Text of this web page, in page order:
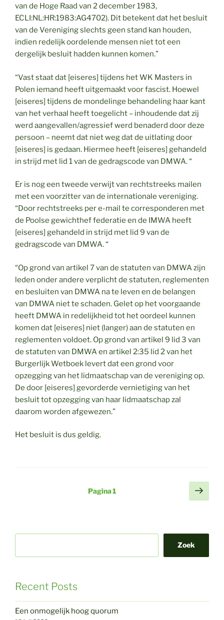
van de Hoge Raad van 2 december 1983,
ECLI:NL:HR:1983:AG4702). Dit betekent dat het besluit
van de Vereniging slechts geen stand kan houden,
indien redelijk oordelende mensen niet tot een
dergelijk besluit hadden kunnen komen.”
“Vast staat dat [eiseres] tijdens het WK Masters in
Polen iemand heeft uitgemaakt voor fascist. Hoewel
[eiseres] tijdens de mondelinge behandeling haar kant
van het verhaal heeft toegelicht – inhoudende dat zij
werd aangevallen/agressief werd benaderd door deze
persoon – neemt dat niet weg dat de uitlating door
[eiseres] is gedaan. Hiermee heeft [eiseres] gehandeld
in strijd met lid 1 van de gedragscode van DMWA. “
Er is nog een tweede verwijt van rechtstreeks mailen
met een voorzitter van de internationale vereniging.
“Door rechtstreeks per e-mail te corresponderen met
de Poolse gewichthef federatie en de IMWA heeft
[eiseres] gehandeld in strijd met lid 9 van de
gedragscode van DMWA. “
“Op grond van artikel 7 van de statuten van DMWA zijn
leden onder andere verplicht de statuten, reglementen
en besluiten van DMWA na te leven en de belangen
van DMWA niet te schaden. Gelet op het voorgaande
heeft DMWA in redelijkheid tot het oordeel kunnen
komen dat [eiseres] niet (langer) aan de statuten en
reglementen voldoet. Op grond van artikel 9 lid 3 van
de statuten van DMWA en artikel 2:35 lid 2 van het
Burgerlijk Wetboek levert dat een grond voor
opzegging van het lidmaatschap van de vereniging op.
De door [eiseres] gevorderde vernietiging van het
besluit tot opzegging van haar lidmaatschap zal
daarom worden afgewezen.”
Het besluit is dus geldig.
Pagina1
Zoek
Recent Posts
Een onmogelijk hoog quorum